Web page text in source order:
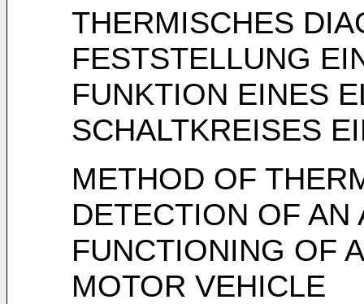
THERMISCHES
FESTSTELLUNG
FUNKTION EINES
SCHALTKREISES
METHOD OF
DETECTION OF
FUNCTIONING OF
MOTOR VEHICLE